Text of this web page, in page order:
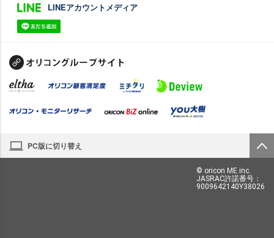
LINEアカウントメディア
PC版に切り替え
© oricon ME inc.
JASRAC許諾番号：
9009642140Y38026